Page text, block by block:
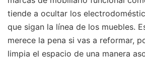
tiende a ocultar los
que sigan la línea de los muebles.
merece la pena si vas a reformar,
limpia el espacio de una manera